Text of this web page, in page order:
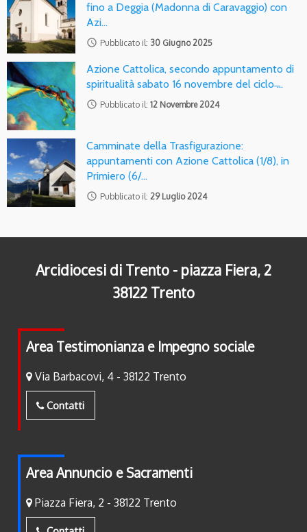
fino a Deggia (Madonna di Caravaggio) con
Azi…
access_time Pubblicato il: 30 Giugno 2025
Azione Cattolica, secondo appuntamento di
spiritualità sabato 16 novembre del ciclo ̶…
access_time Pubblicato il: 12 Novembre 2024
Camminate della Trasfigurazione:
appuntamenti con Azione Cattolica (1/8), in
Primiero (6/…
access_time Pubblicato il: 29 Luglio 2024
Arcidiocesi di Trento - piazza Fiera, 2
38122 Trento
Area Testimonianza e Impegno sociale
Via Barbacovi, 4 - 38122 Trento
Contatti
Area Annuncio e Sacramenti
Piazza Fiera, 2 - 38122 Trento